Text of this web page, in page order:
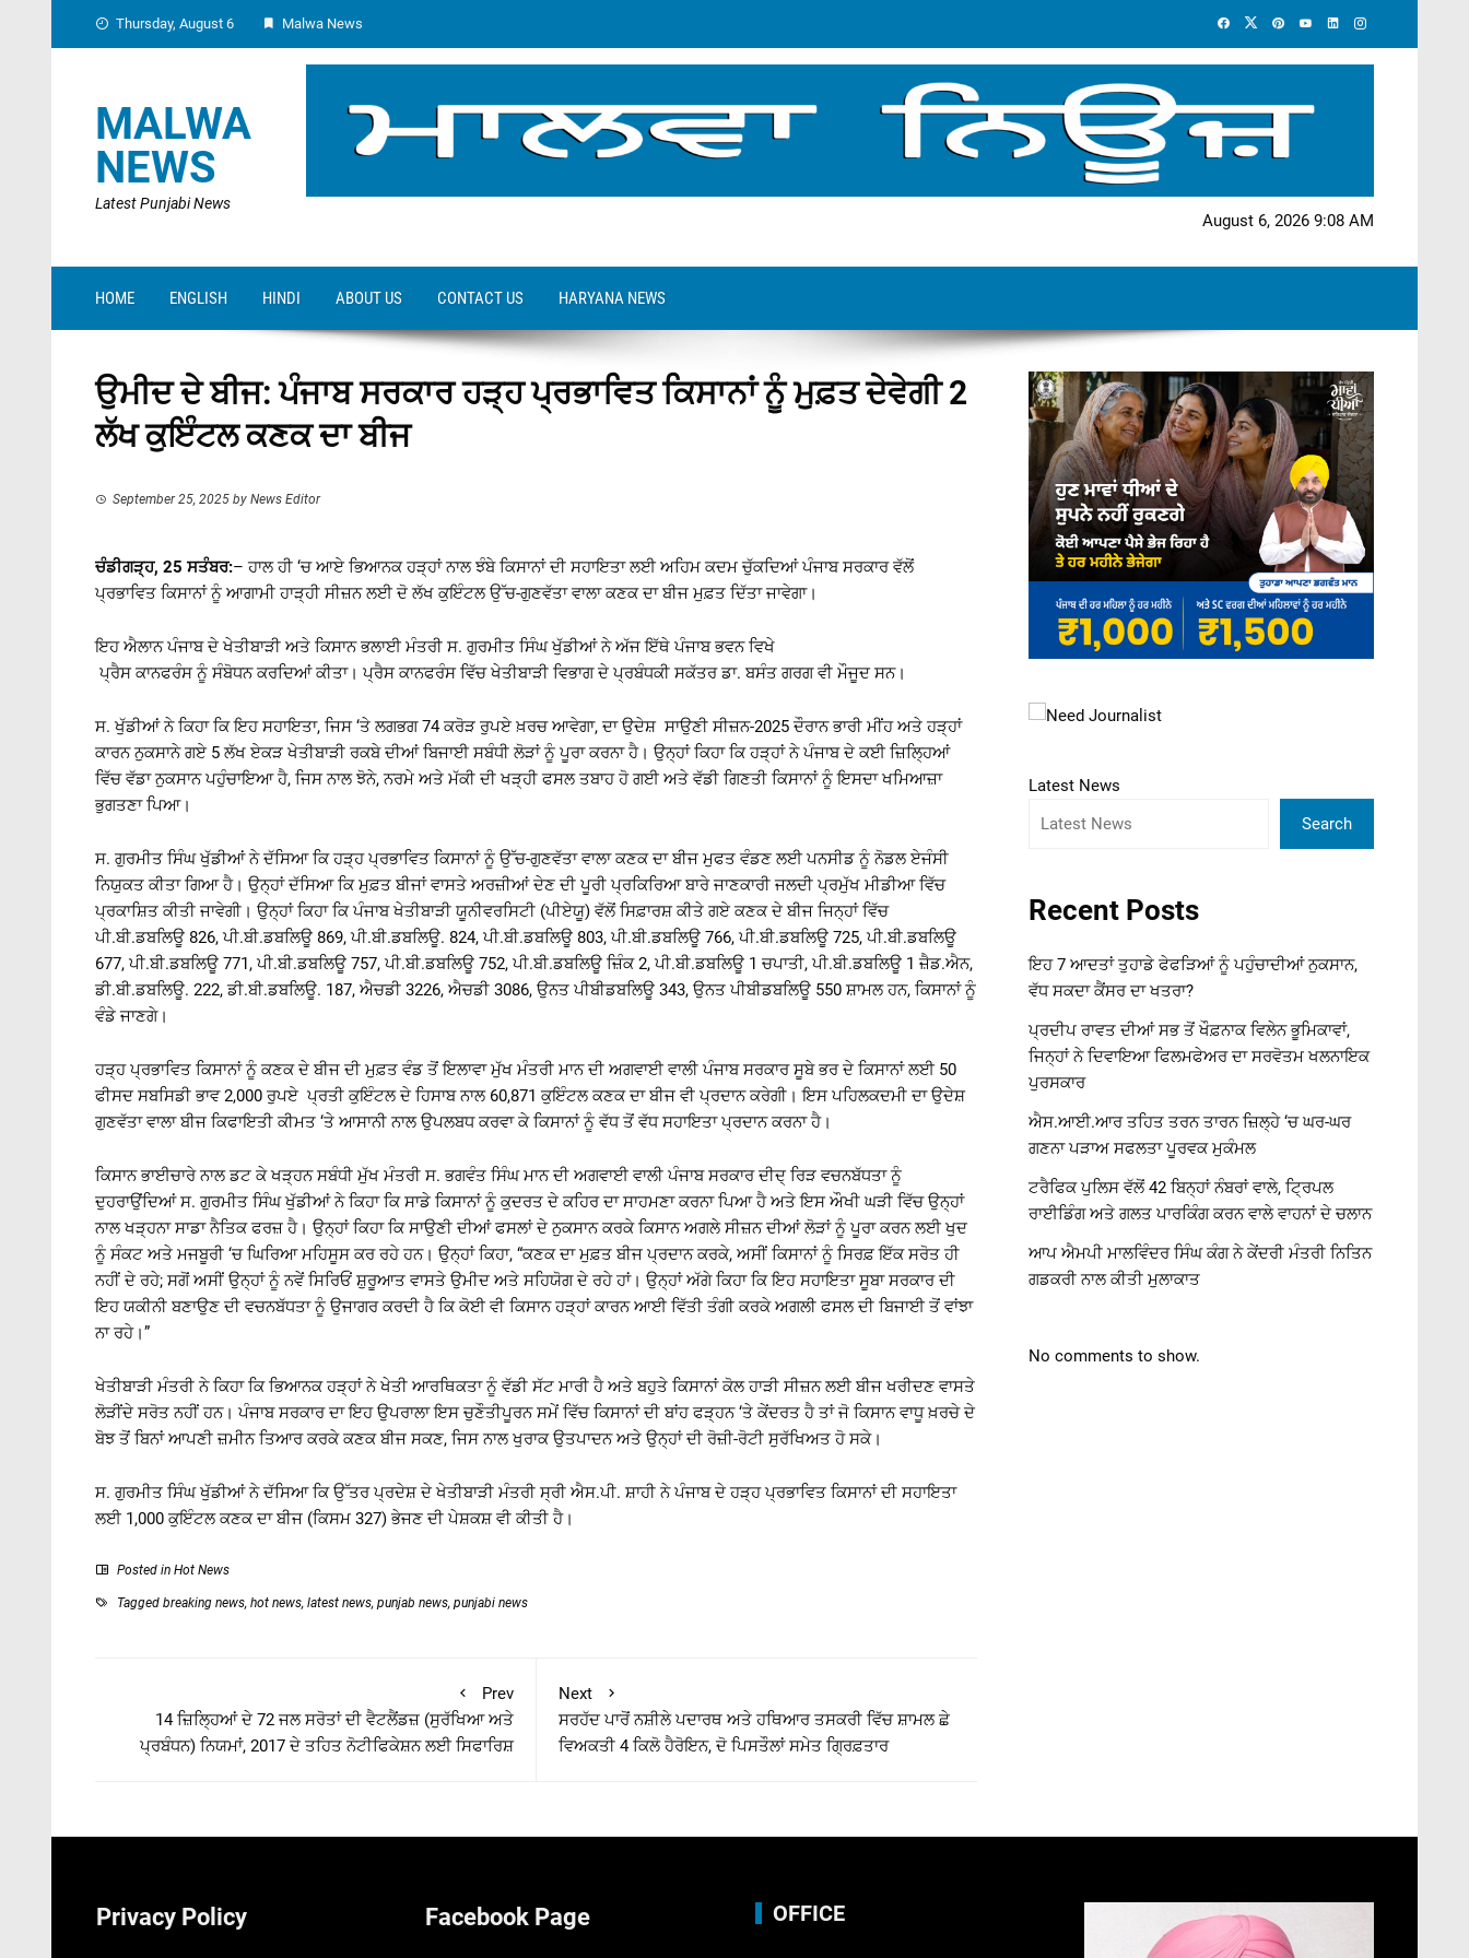
Thursday, August 6 Malwa News
MALWA
NEWS
Latest Punjabi News
August 6, 2026 9:08 AM
HOME ENGLISH HINDI ABOUT US CONTACT US HARYANA NEWS
ਉਮੀਦ ਦੇ ਬੀਜ: ਪੰਜਾਬ ਸਰਕਾਰ ਹੜ੍ਹ ਪ੍ਰਭਾਵਿਤ ਕਿਸਾਨਾਂ ਨੂੰ ਮੁਫ਼ਤ ਦੇਵੇਗੀ 2
ਲੱਖ ਕੁਇੰਟਲ ਕਣਕ ਦਾ ਬੀਜ
September 25, 2025 by News Editor
ਚੰਡੀਗੜ੍ਹ, 25 ਸਤੰਬਰ:– ਹਾਲ ਹੀ ‘ਚ ਆਏ ਭਿਆਨਕ ਹੜ੍ਹਾਂ ਨਾਲ ਝੰਬੇ ਕਿਸਾਨਾਂ ਦੀ ਸਹਾਇਤਾ ਲਈ ਅਹਿਮ ਕਦਮ ਚੁੱਕਦਿਆਂ ਪੰਜਾਬ ਸਰਕਾਰ ਵੱਲੋਂ
ਪ੍ਰਭਾਵਿਤ ਕਿਸਾਨਾਂ ਨੂੰ ਆਗਾਮੀ ਹਾੜ੍ਹੀ ਸੀਜ਼ਨ ਲਈ ਦੋ ਲੱਖ ਕੁਇੰਟਲ ਉੱਚ-ਗੁਣਵੱਤਾ ਵਾਲਾ ਕਣਕ ਦਾ ਬੀਜ ਮੁਫ਼ਤ ਦਿੱਤਾ ਜਾਵੇਗਾ।
ਇਹ ਐਲਾਨ ਪੰਜਾਬ ਦੇ ਖੇਤੀਬਾੜੀ ਅਤੇ ਕਿਸਾਨ ਭਲਾਈ ਮੰਤਰੀ ਸ. ਗੁਰਮੀਤ ਸਿੰਘ ਖੁੱਡੀਆਂ ਨੇ ਅੱਜ ਇੱਥੇ ਪੰਜਾਬ ਭਵਨ ਵਿਖੇ
ਪ੍ਰੈਸ ਕਾਨਫਰੰਸ ਨੂੰ ਸੰਬੋਧਨ ਕਰਦਿਆਂ ਕੀਤਾ। ਪ੍ਰੈਸ ਕਾਨਫਰੰਸ ਵਿੱਚ ਖੇਤੀਬਾੜੀ ਵਿਭਾਗ ਦੇ ਪ੍ਰਬੰਧਕੀ ਸਕੱਤਰ ਡਾ. ਬਸੰਤ ਗਰਗ ਵੀ ਮੌਜੂਦ ਸਨ।
ਸ. ਖੁੱਡੀਆਂ ਨੇ ਕਿਹਾ ਕਿ ਇਹ ਸਹਾਇਤਾ, ਜਿਸ ‘ਤੇ ਲਗਭਗ 74 ਕਰੋੜ ਰੁਪਏ ਖ਼ਰਚ ਆਵੇਗਾ, ਦਾ ਉਦੇਸ਼ ਸਾਉਣੀ ਸੀਜ਼ਨ-2025 ਦੌਰਾਨ ਭਾਰੀ ਮੀਂਹ ਅਤੇ ਹੜ੍ਹਾਂ
ਕਾਰਨ ਨੁਕਸਾਨੇ ਗਏ 5 ਲੱਖ ਏਕੜ ਖੇਤੀਬਾੜੀ ਰਕਬੇ ਦੀਆਂ ਬਿਜਾਈ ਸਬੰਧੀ ਲੋੜਾਂ ਨੂੰ ਪੂਰਾ ਕਰਨਾ ਹੈ। ਉਨ੍ਹਾਂ ਕਿਹਾ ਕਿ ਹੜ੍ਹਾਂ ਨੇ ਪੰਜਾਬ ਦੇ ਕਈ ਜ਼ਿਲ੍ਹਿਆਂ
ਵਿੱਚ ਵੱਡਾ ਨੁਕਸਾਨ ਪਹੁੰਚਾਇਆ ਹੈ, ਜਿਸ ਨਾਲ ਝੋਨੇ, ਨਰਮੇ ਅਤੇ ਮੱਕੀ ਦੀ ਖੜ੍ਹੀ ਫਸਲ ਤਬਾਹ ਹੋ ਗਈ ਅਤੇ ਵੱਡੀ ਗਿਣਤੀ ਕਿਸਾਨਾਂ ਨੂੰ ਇਸਦਾ ਖਮਿਆਜ਼ਾ
ਭੁਗਤਣਾ ਪਿਆ।
ਸ. ਗੁਰਮੀਤ ਸਿੰਘ ਖੁੱਡੀਆਂ ਨੇ ਦੱਸਿਆ ਕਿ ਹੜ੍ਹ ਪ੍ਰਭਾਵਿਤ ਕਿਸਾਨਾਂ ਨੂੰ ਉੱਚ-ਗੁਣਵੱਤਾ ਵਾਲਾ ਕਣਕ ਦਾ ਬੀਜ ਮੁਫਤ ਵੰਡਣ ਲਈ ਪਨਸੀਡ ਨੂੰ ਨੋਡਲ ਏਜੰਸੀ
ਨਿਯੁਕਤ ਕੀਤਾ ਗਿਆ ਹੈ। ਉਨ੍ਹਾਂ ਦੱਸਿਆ ਕਿ ਮੁਫ਼ਤ ਬੀਜਾਂ ਵਾਸਤੇ ਅਰਜ਼ੀਆਂ ਦੇਣ ਦੀ ਪੂਰੀ ਪ੍ਰਕਿਰਿਆ ਬਾਰੇ ਜਾਣਕਾਰੀ ਜਲਦੀ ਪ੍ਰਮੁੱਖ ਮੀਡੀਆ ਵਿੱਚ
ਪ੍ਰਕਾਸ਼ਿਤ ਕੀਤੀ ਜਾਵੇਗੀ। ਉਨ੍ਹਾਂ ਕਿਹਾ ਕਿ ਪੰਜਾਬ ਖੇਤੀਬਾੜੀ ਯੂਨੀਵਰਸਿਟੀ (ਪੀਏਯੂ) ਵੱਲੋਂ ਸਿਫ਼ਾਰਸ਼ ਕੀਤੇ ਗਏ ਕਣਕ ਦੇ ਬੀਜ ਜਿਨ੍ਹਾਂ ਵਿੱਚ
ਪੀ.ਬੀ.ਡਬਲਿਊ 826, ਪੀ.ਬੀ.ਡਬਲਿਊ 869, ਪੀ.ਬੀ.ਡਬਲਿਊ. 824, ਪੀ.ਬੀ.ਡਬਲਿਊ 803, ਪੀ.ਬੀ.ਡਬਲਿਊ 766, ਪੀ.ਬੀ.ਡਬਲਿਊ 725, ਪੀ.ਬੀ.ਡਬਲਿਊ
677, ਪੀ.ਬੀ.ਡਬਲਿਊ 771, ਪੀ.ਬੀ.ਡਬਲਿਊ 757, ਪੀ.ਬੀ.ਡਬਲਿਊ 752, ਪੀ.ਬੀ.ਡਬਲਿਊ ਜ਼ਿੰਕ 2, ਪੀ.ਬੀ.ਡਬਲਿਊ 1 ਚਪਾਤੀ, ਪੀ.ਬੀ.ਡਬਲਿਊ 1 ਜ਼ੈਡ.ਐਨ,
ਡੀ.ਬੀ.ਡਬਲਿਊ. 222, ਡੀ.ਬੀ.ਡਬਲਿਊ. 187, ਐਚਡੀ 3226, ਐਚਡੀ 3086, ਉਨਤ ਪੀਬੀਡਬਲਿਊ 343, ਉਨਤ ਪੀਬੀਡਬਲਿਊ 550 ਸ਼ਾਮਲ ਹਨ, ਕਿਸਾਨਾਂ ਨੂੰ
ਵੰਡੇ ਜਾਣਗੇ।
ਹੜ੍ਹ ਪ੍ਰਭਾਵਿਤ ਕਿਸਾਨਾਂ ਨੂੰ ਕਣਕ ਦੇ ਬੀਜ ਦੀ ਮੁਫ਼ਤ ਵੰਡ ਤੋਂ ਇਲਾਵਾ ਮੁੱਖ ਮੰਤਰੀ ਮਾਨ ਦੀ ਅਗਵਾਈ ਵਾਲੀ ਪੰਜਾਬ ਸਰਕਾਰ ਸੂਬੇ ਭਰ ਦੇ ਕਿਸਾਨਾਂ ਲਈ 50
ਫੀਸਦ ਸਬਸਿਡੀ ਭਾਵ 2,000 ਰੁਪਏ ਪ੍ਰਤੀ ਕੁਇੰਟਲ ਦੇ ਹਿਸਾਬ ਨਾਲ 60,871 ਕੁਇੰਟਲ ਕਣਕ ਦਾ ਬੀਜ ਵੀ ਪ੍ਰਦਾਨ ਕਰੇਗੀ। ਇਸ ਪਹਿਲਕਦਮੀ ਦਾ ਉਦੇਸ਼
ਗੁਣਵੱਤਾ ਵਾਲਾ ਬੀਜ ਕਿਫਾਇਤੀ ਕੀਮਤ ‘ਤੇ ਆਸਾਨੀ ਨਾਲ ਉਪਲਬਧ ਕਰਵਾ ਕੇ ਕਿਸਾਨਾਂ ਨੂੰ ਵੱਧ ਤੋਂ ਵੱਧ ਸਹਾਇਤਾ ਪ੍ਰਦਾਨ ਕਰਨਾ ਹੈ।
ਕਿਸਾਨ ਭਾਈਚਾਰੇ ਨਾਲ ਡਟ ਕੇ ਖੜ੍ਹਨ ਸਬੰਧੀ ਮੁੱਖ ਮੰਤਰੀ ਸ. ਭਗਵੰਤ ਸਿੰਘ ਮਾਨ ਦੀ ਅਗਵਾਈ ਵਾਲੀ ਪੰਜਾਬ ਸਰਕਾਰ ਦੀਦ੍ ਰਿੜ ਵਚਨਬੱਧਤਾ ਨੂੰ
ਦੁਹਰਾਉਂਦਿਆਂ ਸ. ਗੁਰਮੀਤ ਸਿੰਘ ਖੁੱਡੀਆਂ ਨੇ ਕਿਹਾ ਕਿ ਸਾਡੇ ਕਿਸਾਨਾਂ ਨੂੰ ਕੁਦਰਤ ਦੇ ਕਹਿਰ ਦਾ ਸਾਹਮਣਾ ਕਰਨਾ ਪਿਆ ਹੈ ਅਤੇ ਇਸ ਔਖੀ ਘੜੀ ਵਿੱਚ ਉਨ੍ਹਾਂ
ਨਾਲ ਖੜ੍ਹਨਾ ਸਾਡਾ ਨੈਤਿਕ ਫਰਜ਼ ਹੈ। ਉਨ੍ਹਾਂ ਕਿਹਾ ਕਿ ਸਾਉਣੀ ਦੀਆਂ ਫਸਲਾਂ ਦੇ ਨੁਕਸਾਨ ਕਰਕੇ ਕਿਸਾਨ ਅਗਲੇ ਸੀਜ਼ਨ ਦੀਆਂ ਲੋੜਾਂ ਨੂੰ ਪੂਰਾ ਕਰਨ ਲਈ ਖੁਦ
ਨੂੰ ਸੰਕਟ ਅਤੇ ਮਜਬੂਰੀ ‘ਚ ਘਿਰਿਆ ਮਹਿਸੂਸ ਕਰ ਰਹੇ ਹਨ। ਉਨ੍ਹਾਂ ਕਿਹਾ, “ਕਣਕ ਦਾ ਮੁਫ਼ਤ ਬੀਜ ਪ੍ਰਦਾਨ ਕਰਕੇ, ਅਸੀਂ ਕਿਸਾਨਾਂ ਨੂੰ ਸਿਰਫ਼ ਇੱਕ ਸਰੋਤ ਹੀ
ਨਹੀਂ ਦੇ ਰਹੇ; ਸਗੋਂ ਅਸੀਂ ਉਨ੍ਹਾਂ ਨੂੰ ਨਵੇਂ ਸਿਰਿਓਂ ਸ਼ੁਰੂਆਤ ਵਾਸਤੇ ਉਮੀਦ ਅਤੇ ਸਹਿਯੋਗ ਦੇ ਰਹੇ ਹਾਂ। ਉਨ੍ਹਾਂ ਅੱਗੇ ਕਿਹਾ ਕਿ ਇਹ ਸਹਾਇਤਾ ਸੂਬਾ ਸਰਕਾਰ ਦੀ
ਇਹ ਯਕੀਨੀ ਬਣਾਉਣ ਦੀ ਵਚਨਬੱਧਤਾ ਨੂੰ ਉਜਾਗਰ ਕਰਦੀ ਹੈ ਕਿ ਕੋਈ ਵੀ ਕਿਸਾਨ ਹੜ੍ਹਾਂ ਕਾਰਨ ਆਈ ਵਿੱਤੀ ਤੰਗੀ ਕਰਕੇ ਅਗਲੀ ਫਸਲ ਦੀ ਬਿਜਾਈ ਤੋਂ ਵਾਂਝਾ
ਨਾ ਰਹੇ।”
ਖੇਤੀਬਾੜੀ ਮੰਤਰੀ ਨੇ ਕਿਹਾ ਕਿ ਭਿਆਨਕ ਹੜ੍ਹਾਂ ਨੇ ਖੇਤੀ ਆਰਥਿਕਤਾ ਨੂੰ ਵੱਡੀ ਸੱਟ ਮਾਰੀ ਹੈ ਅਤੇ ਬਹੁਤੇ ਕਿਸਾਨਾਂ ਕੋਲ ਹਾੜੀ ਸੀਜ਼ਨ ਲਈ ਬੀਜ ਖਰੀਦਣ ਵਾਸਤੇ
ਲੋੜੀਂਦੇ ਸਰੋਤ ਨਹੀਂ ਹਨ। ਪੰਜਾਬ ਸਰਕਾਰ ਦਾ ਇਹ ਉਪਰਾਲਾ ਇਸ ਚੁਣੌਤੀਪੂਰਨ ਸਮੇਂ ਵਿੱਚ ਕਿਸਾਨਾਂ ਦੀ ਬਾਂਹ ਫੜ੍ਹਨ ‘ਤੇ ਕੇਂਦਰਤ ਹੈ ਤਾਂ ਜੋ ਕਿਸਾਨ ਵਾਧੂ ਖ਼ਰਚੇ ਦੇ
ਬੋਝ ਤੋਂ ਬਿਨਾਂ ਆਪਣੀ ਜ਼ਮੀਨ ਤਿਆਰ ਕਰਕੇ ਕਣਕ ਬੀਜ ਸਕਣ, ਜਿਸ ਨਾਲ ਖੁਰਾਕ ਉਤਪਾਦਨ ਅਤੇ ਉਨ੍ਹਾਂ ਦੀ ਰੋਜ਼ੀ-ਰੋਟੀ ਸੁਰੱਖਿਅਤ ਹੋ ਸਕੇ।
ਸ. ਗੁਰਮੀਤ ਸਿੰਘ ਖੁੱਡੀਆਂ ਨੇ ਦੱਸਿਆ ਕਿ ਉੱਤਰ ਪ੍ਰਦੇਸ਼ ਦੇ ਖੇਤੀਬਾੜੀ ਮੰਤਰੀ ਸ੍ਰੀ ਐਸ.ਪੀ. ਸ਼ਾਹੀ ਨੇ ਪੰਜਾਬ ਦੇ ਹੜ੍ਹ ਪ੍ਰਭਾਵਿਤ ਕਿਸਾਨਾਂ ਦੀ ਸਹਾਇਤਾ
ਲਈ 1,000 ਕੁਇੰਟਲ ਕਣਕ ਦਾ ਬੀਜ (ਕਿਸਮ 327) ਭੇਜਣ ਦੀ ਪੇਸ਼ਕਸ਼ ਵੀ ਕੀਤੀ ਹੈ।
Posted in Hot News
Tagged breaking news, hot news, latest news, punjab news, punjabi news
Prev
14 ਜ਼ਿਲ੍ਹਿਆਂ ਦੇ 72 ਜਲ ਸਰੋਤਾਂ ਦੀ ਵੈਟਲੈਂਡਜ਼ (ਸੁਰੱਖਿਆ ਅਤੇ
ਪ੍ਰਬੰਧਨ) ਨਿਯਮਾਂ, 2017 ਦੇ ਤਹਿਤ ਨੋਟੀਫਿਕੇਸ਼ਨ ਲਈ ਸਿਫਾਰਿਸ਼
Next
ਸਰਹੱਦ ਪਾਰੋਂ ਨਸ਼ੀਲੇ ਪਦਾਰਥ ਅਤੇ ਹਥਿਆਰ ਤਸਕਰੀ ਵਿੱਚ ਸ਼ਾਮਲ ਛੇ
ਵਿਅਕਤੀ 4 ਕਿਲੋ ਹੈਰੋਇਨ, ਦੋ ਪਿਸਤੌਲਾਂ ਸਮੇਤ ਗ੍ਰਿਫ਼ਤਾਰ
Latest News
Search
Recent Posts
ਇਹ 7 ਆਦਤਾਂ ਤੁਹਾਡੇ ਫੇਫੜਿਆਂ ਨੂੰ ਪਹੁੰਚਾਦੀਆਂ ਨੁਕਸਾਨ,
ਵੱਧ ਸਕਦਾ ਕੈਂਸਰ ਦਾ ਖਤਰਾ?
ਪ੍ਰਦੀਪ ਰਾਵਤ ਦੀਆਂ ਸਭ ਤੋਂ ਖੌਫ਼ਨਾਕ ਵਿਲੇਨ ਭੂਮਿਕਾਵਾਂ,
ਜਿਨ੍ਹਾਂ ਨੇ ਦਿਵਾਇਆ ਫਿਲਮਫੇਅਰ ਦਾ ਸਰਵੋਤਮ ਖਲਨਾਇਕ
ਪੁਰਸਕਾਰ
ਐਸ.ਆਈ.ਆਰ ਤਹਿਤ ਤਰਨ ਤਾਰਨ ਜ਼ਿਲ੍ਹੇ ‘ਚ ਘਰ-ਘਰ
ਗਣਨਾ ਪੜਾਅ ਸਫਲਤਾ ਪੂਰਵਕ ਮੁਕੰਮਲ
ਟਰੈਫਿਕ ਪੁਲਿਸ ਵੱਲੋਂ 42 ਬਿਨ੍ਹਾਂ ਨੰਬਰਾਂ ਵਾਲੇ, ਟ੍ਰਿਪਲ
ਰਾਈਡਿੰਗ ਅਤੇ ਗਲਤ ਪਾਰਕਿੰਗ ਕਰਨ ਵਾਲੇ ਵਾਹਨਾਂ ਦੇ ਚਲਾਨ
ਆਪ ਐਮਪੀ ਮਾਲਵਿੰਦਰ ਸਿੰਘ ਕੰਗ ਨੇ ਕੇਂਦਰੀ ਮੰਤਰੀ ਨਿਤਿਨ
ਗਡਕਰੀ ਨਾਲ ਕੀਤੀ ਮੁਲਾਕਾਤ
No comments to show.
Privacy Policy Facebook Page OFFICE